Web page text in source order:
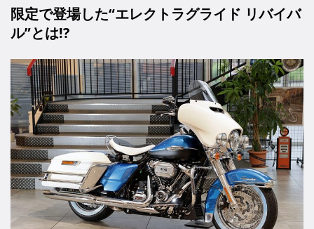
限定で登場した“エレクトラグライド リバイバ
ル”とは!?